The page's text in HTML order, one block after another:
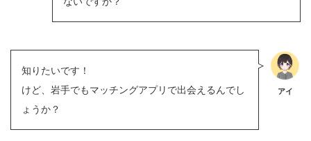
知りたいです！
けど、岩手でもマッチングアプリで出会えるんでし
ょうか？
アイ